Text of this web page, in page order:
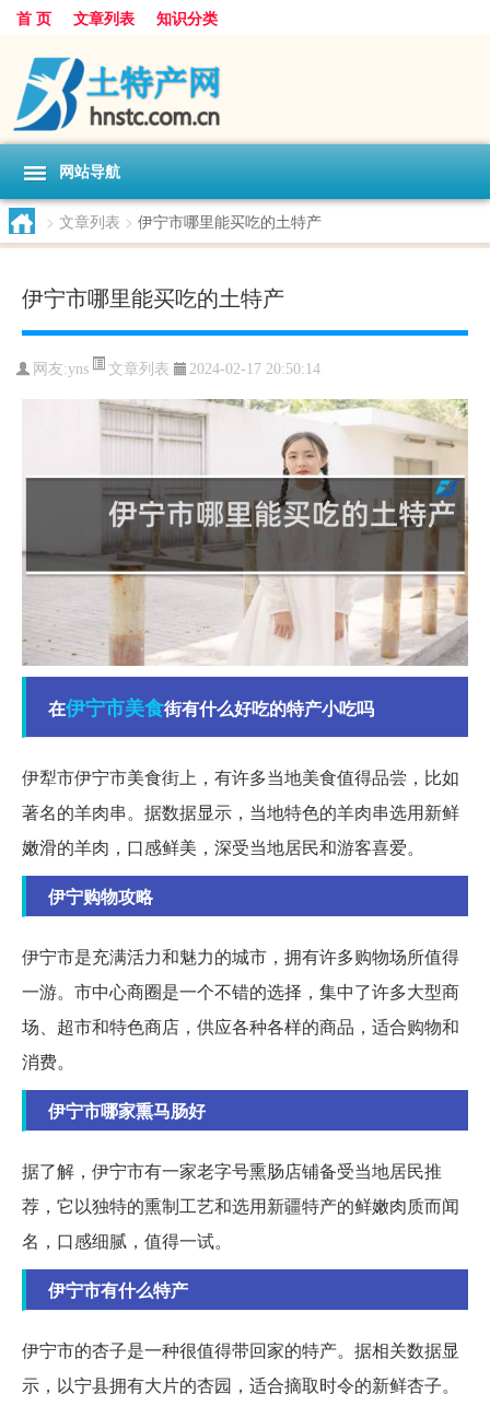
首 页 文章列表 知识分类
网站导航
> 文章列表 > 伊宁市哪里能买吃的土特产
伊宁市哪里能买吃的土特产
网友:yns 文章列表 2024-02-17 20:50:14
在伊宁市美食街有什么好吃的特产小吃吗
伊犁市伊宁市美食街上，有许多当地美食值得品尝，比如
著名的羊肉串。据数据显示，当地特色的羊肉串选用新鲜
嫩滑的羊肉，口感鲜美，深受当地居民和游客喜爱。
伊宁购物攻略
伊宁市是充满活力和魅力的城市，拥有许多购物场所值得
一游。市中心商圈是一个不错的选择，集中了许多大型商
场、超市和特色商店，供应各种各样的商品，适合购物和
消费。
伊宁市哪家熏马肠好
据了解，伊宁市有一家老字号熏肠店铺备受当地居民推
荐，它以独特的熏制工艺和选用新疆特产的鲜嫩肉质而闻
名，口感细腻，值得一试。
伊宁市有什么特产
伊宁市的杏子是一种很值得带回家的特产。据相关数据显
示，以宁县拥有大片的杏园，适合摘取时令的新鲜杏子。